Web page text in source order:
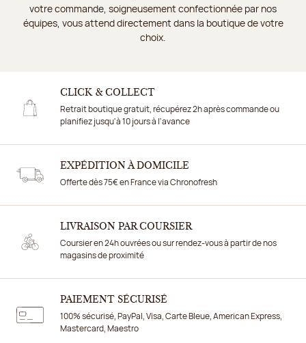
votre commande, soigneusement confectionnée par nos
équipes, vous attend directement dans la boutique de votre
choix.
CLICK & COLLECT
Retrait boutique gratuit, récupérez 2h après commande ou
planifiez jusqu'à 10 jours à l'avance
EXPÉDITION À DOMICILE
Offerte dès 75€ en France via Chronofresh
LIVRAISON PAR COURSIER
Coursier en 24h ouvrées ou sur rendez-vous à partir de nos
magasins de proximité
PAIEMENT SÉCURISÉ
100% sécurisé, PayPal, Visa, Carte Bleue, American Express,
Mastercard, Maestro